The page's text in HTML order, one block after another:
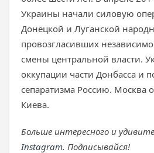
Украины начали силовую
Донецкой и Луганской
провозгласивших
смены центральной власти.
оккупации части Донбасса и
сепаратизма Россию. Москва
Киева.
Больше интересного и
Instagram. Подписывайся!